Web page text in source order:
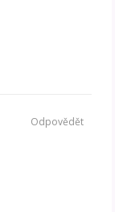
Odpovědět